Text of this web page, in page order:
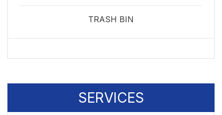
TRASH BIN
SERVICES